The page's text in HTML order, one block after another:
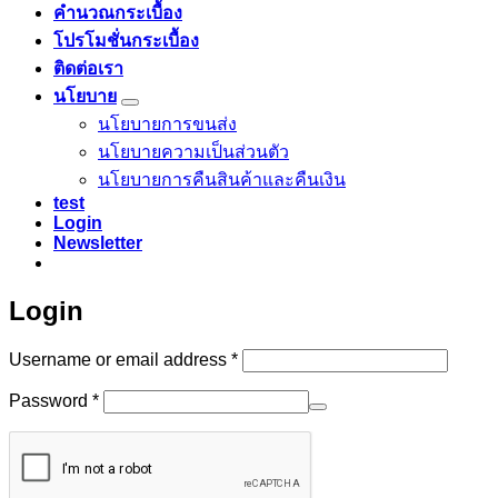
คำนวณกระเบื้อง
โปรโมชั่นกระเบื้อง
ติดต่อเรา
นโยบาย
นโยบายการขนส่ง
นโยบายความเป็นส่วนตัว
นโยบายการคืนสินค้าและคืนเงิน
test
Login
Newsletter
Login
Username or email address *Required
Password *Required